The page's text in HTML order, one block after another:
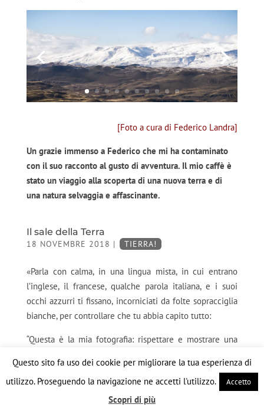
[Foto a cura di Federico Landra]
Un grazie immenso a Federico che mi ha contaminato
con il suo racconto al gusto di avventura. Il mio caffè è
stato un viaggio alla scoperta di una nuova terra e di
una natura selvaggia e affascinante.
Il sale della Terra
18 NOVEMBRE 2018 | TIERRA!
«Parla con calma, in una lingua mista, in cui entrano
l’inglese, il francese, qualche parola italiana, e i suoi
occhi azzurri ti fissano, incorniciati da folte sopracciglia
bianche, per controllare che tu abbia capito tutto:
“Questa è la mia fotografia: rispettare e mostrare una
foto o di diventare famoso ma da un senso di
responsabilità. Io scrivo con la macchina fotografica, è la
lingua che ho scelto per esprimermi e la fotografia è
Questo sito fa uso dei cookie per migliorare la tua esperienza di
utilizzo. Proseguendo la navigazione ne accetti l'utilizzo.
Accetto
Scopri di più